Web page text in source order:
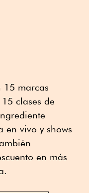
15 marcas
clases de
en vivo y shows
en más